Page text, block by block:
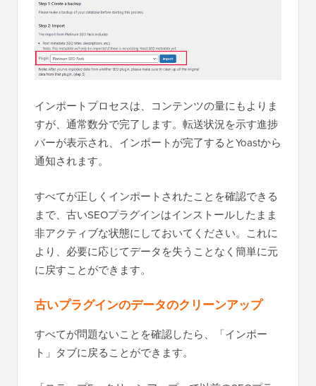
インポートプロセスは、コンテンツの量にもよりま
すが、通常数分で完了します。転送状況を示す進捗
バーが表示され、インポートが完了するとYoastから
通知されます。
すべてが正しくインポートされたことを確認できる
まで、古いSEOプラグインはインストールしたまま
非アクティブな状態にしておいてください。これに
より、必要に応じてデータを失うことなく簡単に元
に戻すことができます。
古いプラグインのデータのクリーンアップ
すべてが問題ないことを確認したら、「インポー
ト」タブに戻ることができます。